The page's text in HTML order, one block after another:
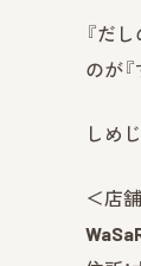
『だ
のが
しめ
＜店